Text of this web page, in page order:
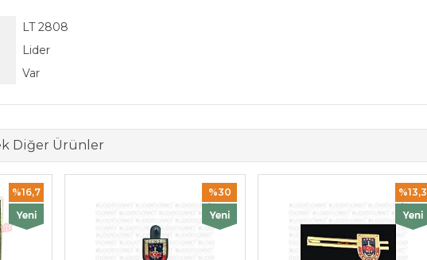
LT 2808
Lider
Var
Diğer Ürünler
%16,7 %30 %13,3